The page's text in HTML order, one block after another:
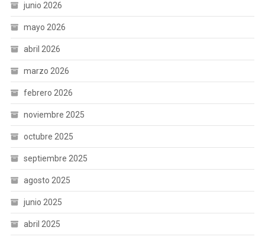
junio 2026
mayo 2026
abril 2026
marzo 2026
febrero 2026
noviembre 2025
octubre 2025
septiembre 2025
agosto 2025
junio 2025
abril 2025